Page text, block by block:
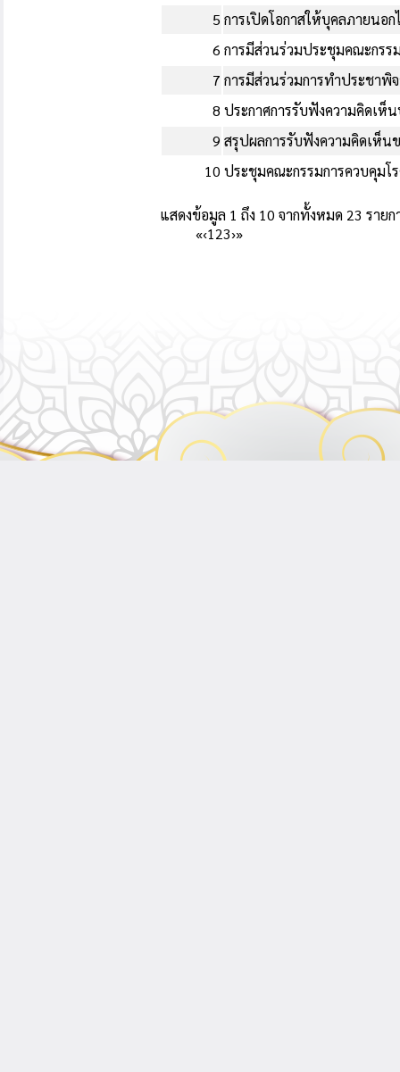
5 การเปิดโอกาสให้บุคลภายนอ
6 การมีส่วนร่วมประชุมคณะกร
7 การมีส่วนร่วมการทำประชาพิ
8 ประกาศการรับฟังความคิดเ
9 สรุปผลการรับฟังความคิดเห็
10 ประชุมคณะกรรมการควบคุมโ
แสดงข้อมูล 1 ถึง 10 จากทั้งหมด 23 รายก
«‹123›»